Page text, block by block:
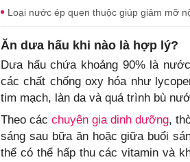
Loại nước ép quen thuộc giúp giảm mỡ
Ăn dưa hấu khi nào là hợp lý?
Dưa hấu chứa khoảng 90% là
các chất chống oxy hóa như
tim mạch, làn da và quá trình bù
Theo cácchuyên gia dinh dưỡng,
sáng sau bữa ăn hoặc giữa buổi
thể có thể hấp thu các vitamin và